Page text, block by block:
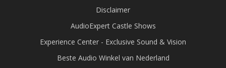
Disclaimer
AudioExpert Castle Shows
Experience Center - Exclusive Sound & Vision
Beste Audio Winkel van Nederland